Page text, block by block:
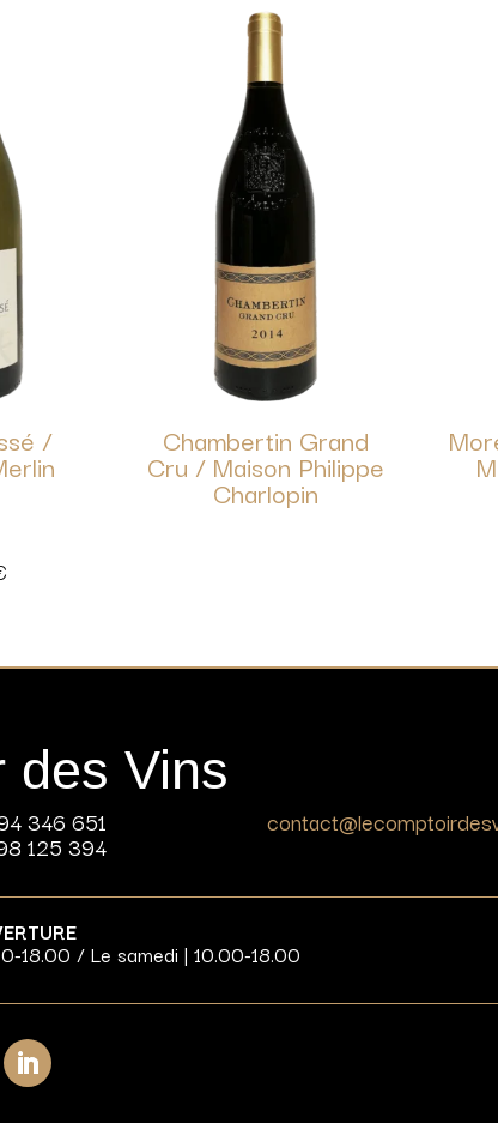
/ Chambertin Grand
Cru / Maison Philippe
Charlopin
des Vins
346 651
125 394
18.00 / Le samedi | 10.00-18.00